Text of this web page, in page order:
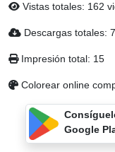
Vistas totales: 162
Descargas totales: 7
Impresión total: 15
Colorear online
Google